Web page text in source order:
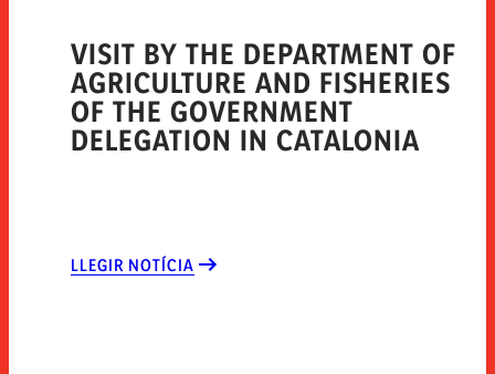
VISIT BY THE DEPARTMENT OF
AGRICULTURE AND FISHERIES
OF THE GOVERNMENT
DELEGATION IN CATALONIA
LLEGIR NOTÍCIA